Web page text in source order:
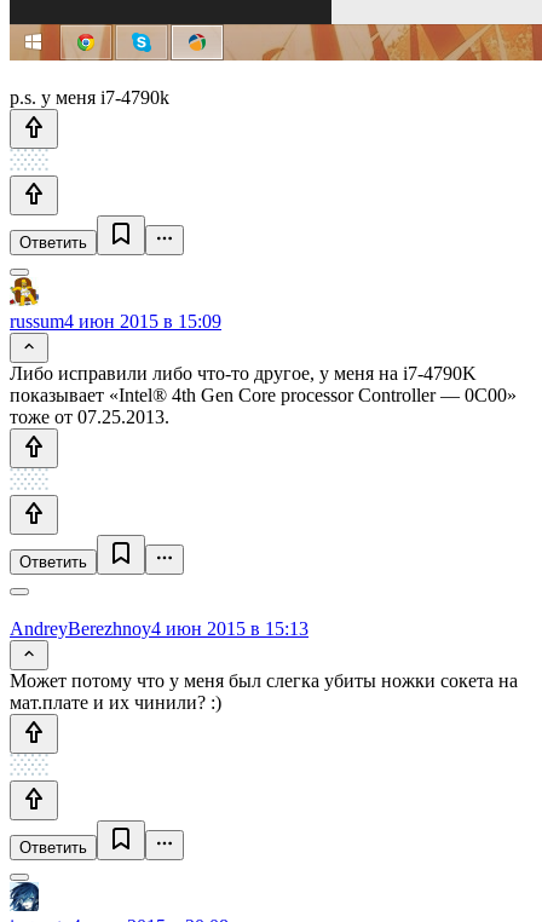
p.s. у меня i7-4790k
Ответить
russum4 июн 2015 в 15:09
Либо исправили либо что-то другое, у меня на i7-4790K
показывает «Intel® 4th Gen Core processor Controller — 0C00»
тоже от 07.25.2013.
Ответить
AndreyBerezhnoy4 июн 2015 в 15:13
Может потому что у меня был слегка убиты ножки сокета на
мат.плате и их чинили? :)
Ответить